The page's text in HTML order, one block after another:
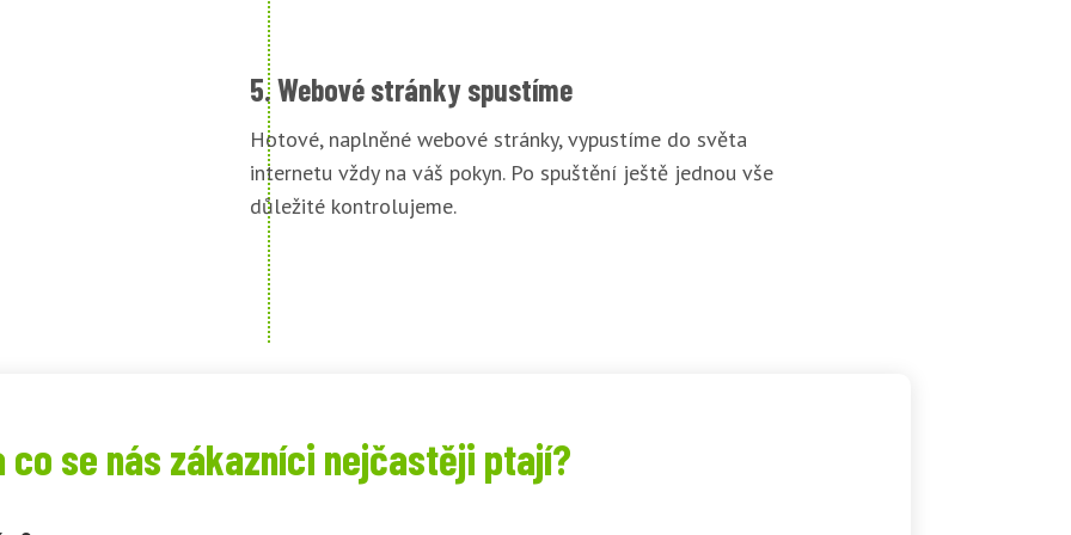
5. Webové stránky spustíme
Hotové, naplněné webové stránky, vypustíme do světa
internetu vždy na váš pokyn. Po spuštění ještě jednou vše
důležité kontrolujeme.
co se nás zákazníci nejčastěji ptají?